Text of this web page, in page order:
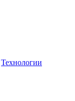
Технологии